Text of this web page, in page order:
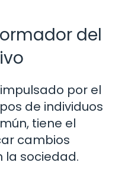
del
por el
de individuos
tiene el
cambios
sociedad.